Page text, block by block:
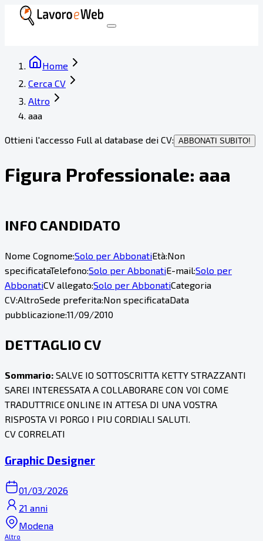
Home
Cerca CV
Altro
aaa
Ottieni l'accesso Full al database dei CV: ABBONATI SUBITO!
Figura Professionale: aaa
INFO CANDIDATO
Nome Cognome:Solo per AbbonatiEtà:Non
specificataTelefono:Solo per AbbonatiE-mail:Solo per
AbbonatiCV allegato:Solo per AbbonatiCategoria
CV:AltroSede preferita:Non specificataData
pubblicazione:11/09/2010
DETTAGLIO CV
Sommario: SALVE IO SOTTOSCRITTA KETTY STRAZZANTI
SAREI INTERESSATA A COLLABORARE CON VOI COME
TRADUTTRICE ONLINE IN ATTESA DI UNA VOSTRA
RISPOSTA VI PORGO I PIU CORDIALI SALUTI.
CV CORRELATI
Graphic Designer
01/03/2026
21 anni
Modena
Altro